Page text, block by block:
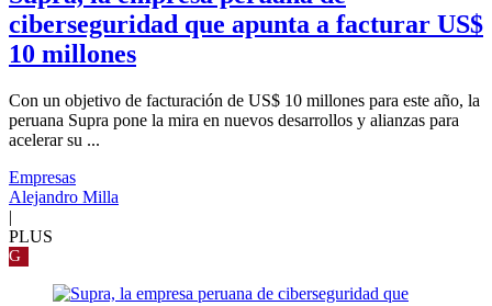
ciberseguridad que apunta a facturar US$
10 millones
Con un objetivo de facturación de US$ 10 millones para este año, la
peruana Supra pone la mira en nuevos desarrollos y alianzas para
acelerar su ...
Empresas
Alejandro Milla
|
PLUS
G